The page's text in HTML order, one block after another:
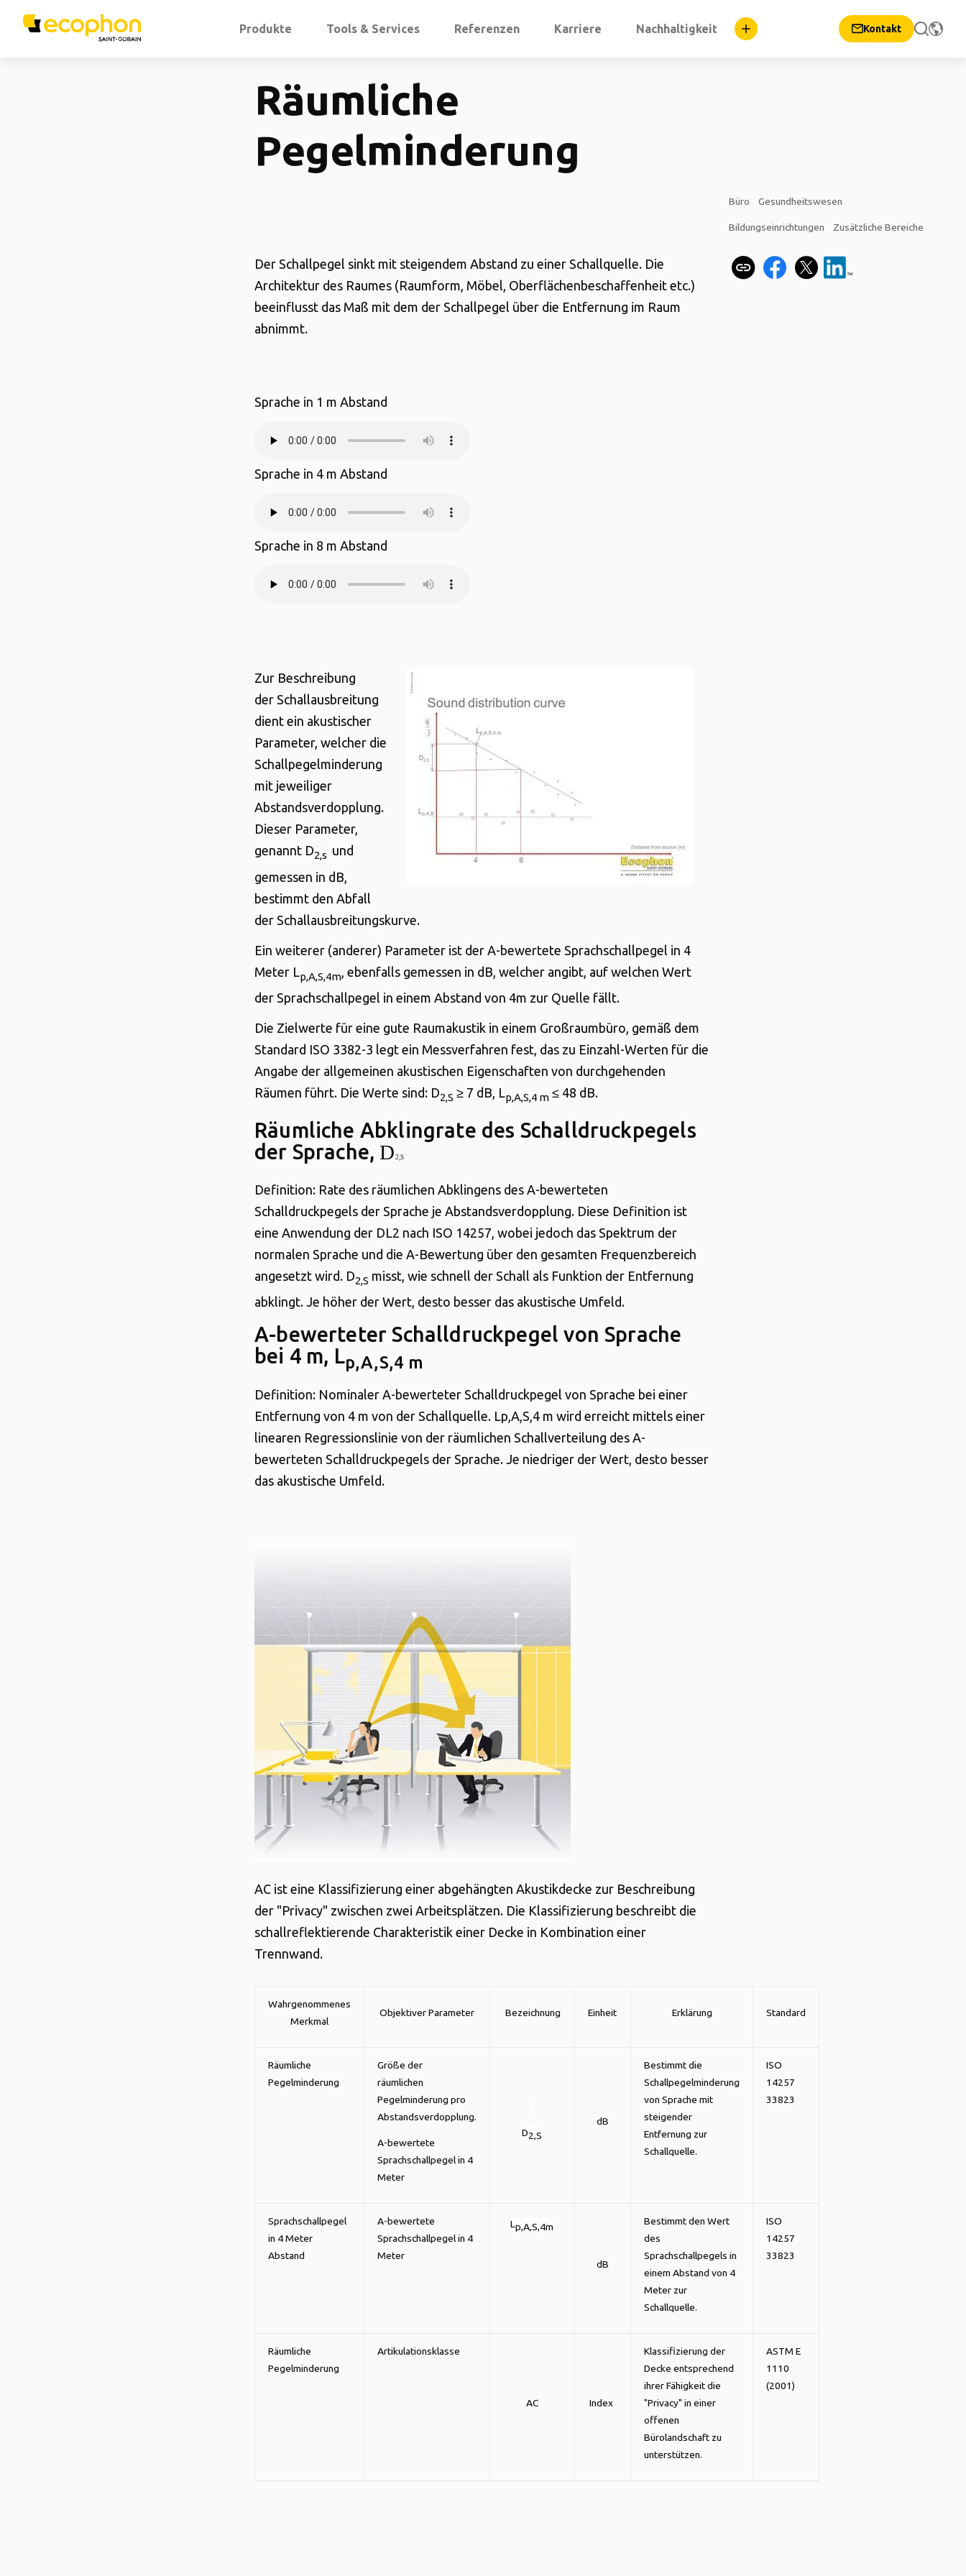
Produkte Tools & Services Referenzen Karriere Nachhaltigkeit Kontakt
Räumliche
Pegelminderung
Der Schallpegel sinkt mit steigendem Abstand zu einer Schallquelle. Die
Architektur des Raumes (Raumform, Möbel, Oberflächenbeschaffenheit etc.)
beeinflusst das Maß mit dem der Schallpegel über die Entfernung im Raum
abnimmt.
Sprache in 1 m Abstand
Sprache in 4 m Abstand
Sprache in 8 m Abstand
Zur Beschreibung
der Schallausbreitung
dient ein akustischer
Parameter, welcher die
Schallpegelminderung
mit jeweiliger
Abstandsverdopplung.
Dieser Parameter,
genannt D2,s und
gemessen in dB,
bestimmt den Abfall
der Schallausbreitungskurve.
Ein weiterer (anderer) Parameter ist der A-bewertete Sprachschallpegel in 4
Meter L p,A,S,4m , ebenfalls gemessen in dB, welcher angibt, auf welchen Wert
der Sprachschallpegel in einem Abstand von 4m zur Quelle fällt.
Die Zielwerte für eine gute Raumakustik in einem Großraumbüro, gemäß dem
Standard ISO 3382-3 legt ein Messverfahren fest, das zu Einzahl-Werten für die
Angabe der allgemeinen akustischen Eigenschaften von durchgehenden
Räumen führt. Die Werte sind: D2,S ≥ 7 dB, Lp,A,S,4 m ≤ 48 dB.
Räumliche Abklingrate des Schalldruckpegels
der Sprache,D 2,S
Definition: Rate des räumlichen Abklingens des A-bewerteten
Schalldruckpegels der Sprache je Abstandsverdopplung. Diese Definition ist
eine Anwendung der DL2 nach ISO 14257, wobei jedoch das Spektrum der
normalen Sprache und die A-Bewertung über den gesamten Frequenzbereich
angesetzt wird. D2,S misst, wie schnell der Schall als Funktion der Entfernung
abklingt. Je höher der Wert, desto besser das akustische Umfeld.
A-bewerteter Schalldruckpegel von Sprache
bei 4 m, Lp,A,S,4 m
Definition: Nominaler A-bewerteter Schalldruckpegel von Sprache bei einer
Entfernung von 4 m von der Schallquelle. Lp,A,S,4 m wird erreicht mittels einer
linearen Regressionslinie von der räumlichen Schallverteilung des A-
bewerteten Schalldruckpegels der Sprache. Je niedriger der Wert, desto besser
das akustische Umfeld.
AC ist eine Klassifizierung einer abgehängten Akustikdecke zur Beschreibung
der "Privacy" zwischen zwei Arbeitsplätzen. Die Klassifizierung beschreibt die
schallreflektierende Charakteristik einer Decke in Kombination einer
Trennwand.
Wahrgenommenes
Merkmal
Objektiver Parameter Bezeichnung Einheit Erklärung Standard
Räumliche
Pegelminderung
Größe der
räumlichen
Pegelminderung pro
Abstandsverdopplung.
A-bewertete
Sprachschallpegel in 4
Meter
D2,S
dB
Bestimmt die
Schallpegelminderung
von Sprache mit
steigender
Entfernung zur
Schallquelle.
ISO
14257
33823
Sprachschallpegel
in 4 Meter
Abstand
A-bewertete
Sprachschallpegel in 4
Meter
Lp,A,S,4m
dB
Bestimmt den Wert
des
Sprachschallpegels in
einem Abstand von 4
Meter zur
Schallquelle.
ISO
14257
33823
Räumliche
Pegelminderung
Artikulationsklasse
AC Index
Klassifizierung der
Decke entsprechend
ihrer Fähigkeit die
"Privacy" in einer
offenen
Bürolandschaft zu
unterstützen.
ASTM E
1110
(2001)
Büro Gesundheitswesen
Bildungseinrichtungen Zusätzliche Bereiche